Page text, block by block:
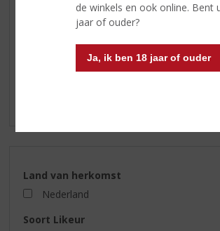
de winkels en ook online. Bent
jaar of ouder?
Ja, ik ben 18 jaar of ouder
GLASWERK
GESCHENKVERPAKKING
(RELATIE)GESCHENKEN
Land van herkomst
Nederland
Soort Likeur